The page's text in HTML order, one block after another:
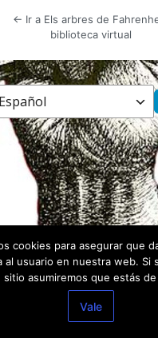
← Ir a Els arbres de
biblioteca virtual
cookies para asegurar que
al usuario en nuestra web. Si
sitio asumiremos que estás
Vale